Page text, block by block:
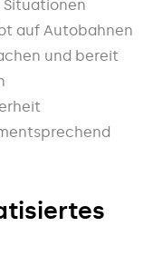
Situationen
auf Autobahnen
und bereit